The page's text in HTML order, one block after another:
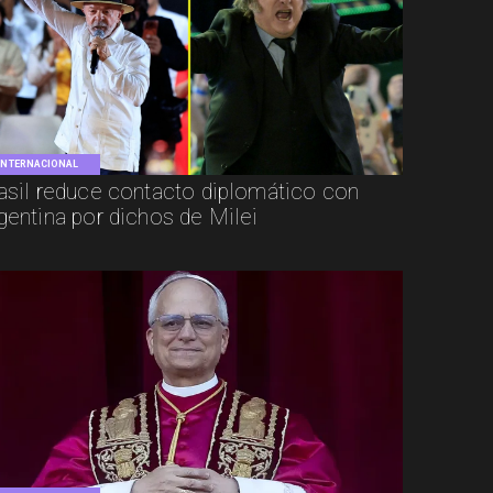
reduce contacto diplomático con
por dichos de Milei